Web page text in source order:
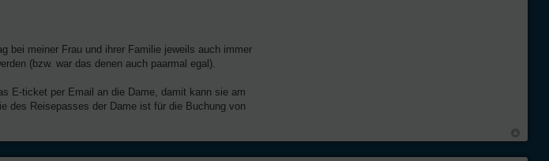
bei meiner Frau und ihrer Familie jeweils auch immer
(bzw. war das denen auch paarmal egal).
E-ticket per Email an die Dame, damit kann sie am
des Reisepasses der Dame ist für die Buchung von